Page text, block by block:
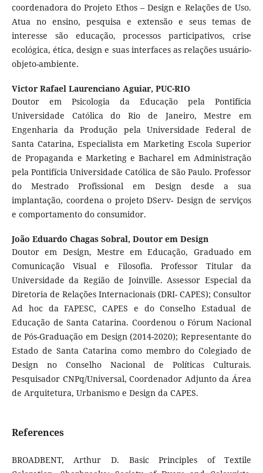
coordenadora do Projeto Ethos – Design e Relações de Uso.
Atua no ensino, pesquisa e extensão e seus temas de
interesse são educação, processos participativos, crise
ecológica, ética, design e suas interfaces as relações usuário-
objeto-ambiente.
Victor Rafael Laurenciano Aguiar, PUC-RIO
Doutor em Psicologia da Educação pela Pontifícia
Universidade Católica do Rio de Janeiro, Mestre em
Engenharia da Produção pela Universidade Federal de
Santa Catarina, Especialista em Marketing Escola Superior
de Propaganda e Marketing e Bacharel em Administração
pela Pontifícia Universidade Católica de São Paulo. Professor
do Mestrado Profissional em Design desde a sua
implantação, coordena o projeto DServ- Design de serviços
e comportamento do consumidor.
João Eduardo Chagas Sobral, Doutor em Design
Doutor em Design, Mestre em Educação, Graduado em
Comunicação Visual e Filosofia. Professor Titular da
Universidade da Região de Joinville. Assessor Especial da
Diretoria de Relações Internacionais (DRI- CAPES); Consultor
Ad hoc da FAPESC, CAPES e do Conselho Estadual de
Educação de Santa Catarina. Coordenou o Fórum Nacional
de Pós-Graduação em Design (2014-2020); Representante do
Estado de Santa Catarina como membro do Colegiado de
Design no Conselho Nacional de Políticas Culturais.
Pesquisador CNPq/Universal, Coordenador Adjunto da Área
de Arquitetura, Urbanismo e Design da CAPES.
References
BROADBENT, Arthur D. Basic Principles of Textile